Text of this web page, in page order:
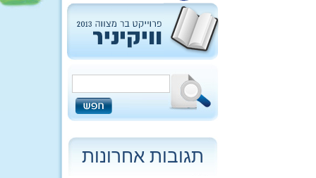
תגובות אחרונות